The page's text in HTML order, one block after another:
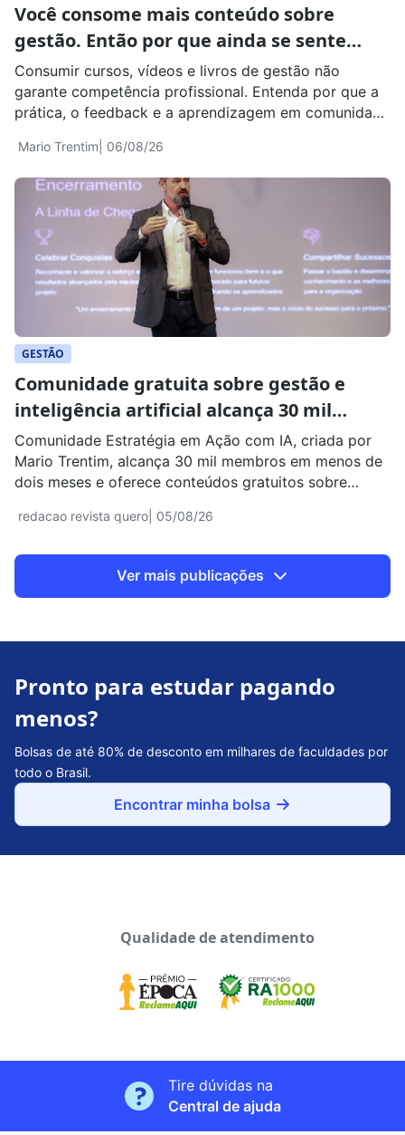
Você consome mais conteúdo sobre
gestão. Então por que ainda se sente
despreparado?
Mario Trentim | 06/08/26
Consumir cursos, vídeos e livros de gestão não
garante competência profissional. Entenda por que a
prática, o feedback e a aprendizagem em comunidade
GESTÃO
Comunidade gratuita sobre gestão e
inteligência artificial alcança 30 mil
membros em menos de dois meses; saiba
como participar
redacao revista quero | 05/08/26
Comunidade Estratégia em Ação com IA, criada por
Mario Trentim, alcança 30 mil membros em menos de
dois meses e oferece conteúdos gratuitos sobre
Ver mais publicações
Pronto para estudar pagando
menos?
Bolsas de até 80% de desconto em milhares de faculdades por
todo o Brasil.
Encontrar minha bolsa
Qualidade de atendimento
Tire dúvidas na
Central de ajuda